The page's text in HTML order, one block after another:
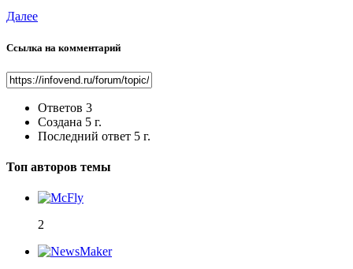
Далее
Ссылка на комментарий
Ответов 3
Создана 5 г.
Последний ответ 5 г.
Топ авторов темы
2